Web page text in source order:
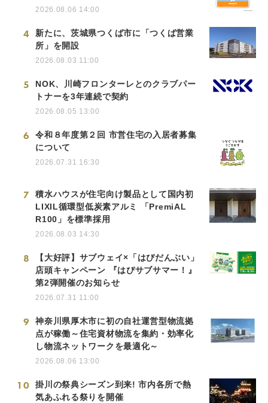
2026.08.06 14:00
4
新たに、茨城県つくば市に「つくば営業
所」を開設
2026.08.03 11:00
5
NOK、川崎フロンターレとのクラブパー
トナーを3年連続で契約
2026.08.05 13:00
6
令和８年度第２回 市営住宅の入居者募集
について
2026.07.31 16:30
7
積水ハウスが住宅向け製品として国内初
LIXIL循環型低炭素アルミ 「PremiAL
R100」を標準採用
2026.08.03 14:30
8
【大好評】サブウェイ×「はぴだんぶい」
店頭キャンペーン 『はぴサブサマー！』
第2弾開催のお知らせ
2026.07.31 11:00
9
神奈川県厚木市に初の自社運営型物流拠
点が稼働～住宅資材物流を集約・効率化
し物流ネットワークを最適化～
2026.08.06 13:00
10
掛川の祭典シーズン到来! 市内各所で熱
気あふれる祭りを開催